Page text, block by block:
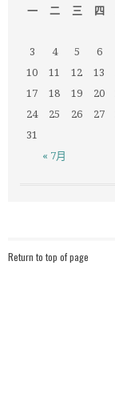
一 二 三 四
« 7月
3
4 5 6
10
11 12 13
17
18 19 20
24
25 26 27
31
Return to top of page